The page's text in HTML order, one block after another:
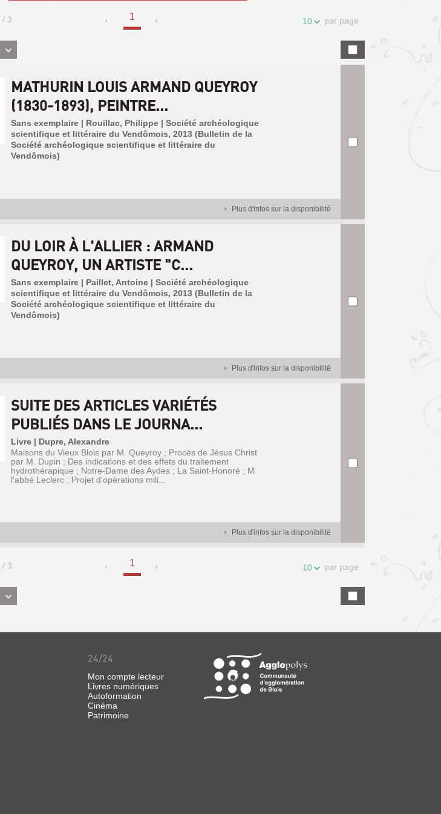
/ 3 1 10 par page
MATHURIN LOUIS ARMAND QUEYROY
(1830-1893), PEINTRE...
Sans exemplaire | Rouillac, Philippe | Société archéologique
scientifique et littéraire du Vendômois, 2013 (Bulletin de la
Société archéologique scientifique et littéraire du
Vendômois)
Plus d'infos sur la disponibilité
DU LOIR À L'ALLIER : ARMAND
QUEYROY, UN ARTISTE "C...
Sans exemplaire | Paillet, Antoine | Société archéologique
scientifique et littéraire du Vendômois, 2013 (Bulletin de la
Société archéologique scientifique et littéraire du
Vendômois)
Plus d'infos sur la disponibilité
SUITE DES ARTICLES VARIÉTÉS
PUBLIÉS DANS LE JOURNA...
Livre | Dupre, Alexandre
Maisons du Vieux Blois par M. Queyroy ; Procès de Jésus Christ
par M. Dupin ; Des indications et des effets du traitement
hydrothérapique ; Notre-Dame des Aydes ; La Saint-Honoré ; M.
l'abbé Leclerc ; Projet d'opérations mili...
Plus d'infos sur la disponibilité
/ 3 1 10 par page
24/24
Mon compte lecteur
Livres numériques
Autoformation
Cinéma
Patrimoine